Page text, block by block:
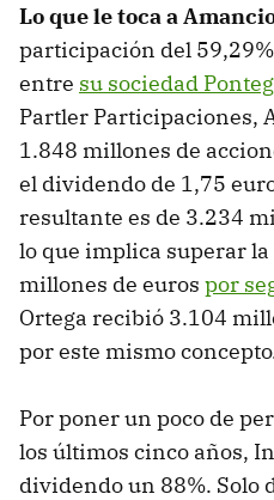
Lo que le toca a
participación del
entre su sociedad
Partler Participaciones,
1.848 millones de
el dividendo de 1,75
resultante es de 3.234
lo que implica superar
millones de euros por
Ortega recibió 3.104
por este mismo
Por poner un poco de
los últimos cinco años,
dividendo un 88%. Solo